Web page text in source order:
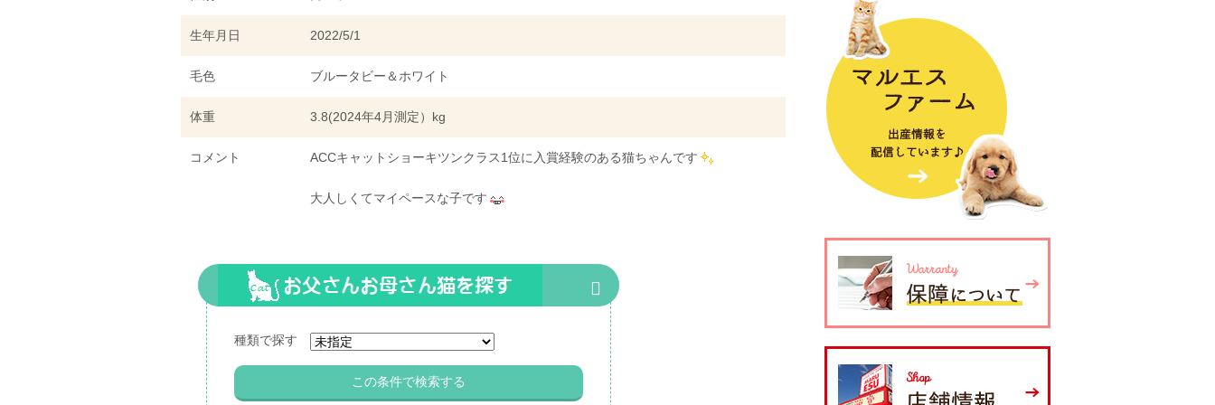
生年月日 2022/5/1
毛色 ブルータビー＆ホワイト
体重 3.8(2024年4月測定）kg
コメント ACCキャットショーキツンクラス1位に入賞経験のある猫ちゃんです
大人しくてマイペースな子です
種類で探す